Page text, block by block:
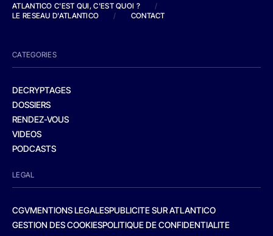
ATLANTICO C'EST QUI, C'EST QUOI ?
/
LE RESEAU D'ATLANTICO
/ CONTACT
CATEGORIES
DECRYPTAGES
DOSSIERS
RENDEZ-VOUS
VIDEOS
PODCASTS
LEGAL
CGVMENTIONS LEGALESPUBLICITE SUR ATLANTICO
GESTION DES COOKIESPOLITIQUE DE CONFIDENTIALITE